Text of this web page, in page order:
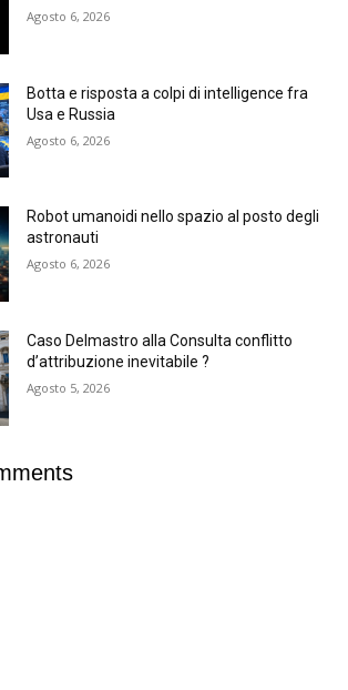
Agosto 6, 2026
Botta e risposta a colpi di intelligence fra
Usa e Russia
Agosto 6, 2026
Robot umanoidi nello spazio al posto degli
astronauti
Agosto 6, 2026
Caso Delmastro alla Consulta conflitto
d’attribuzione inevitabile ?
Agosto 5, 2026